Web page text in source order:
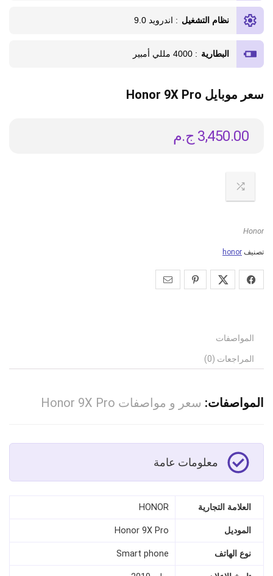
نظام التشغيل : اندرويد 9.0
البطارية : 4000 مللي أمبير
سعر موبايل Honor 9X Pro
ج.م 3,450.00
Honor
تصنيف honor
المواصفات
المراجعات (0)
المواصفات: سعر و مواصفات Honor 9X Pro
معلومات عامة
العلامة التجارية HONOR
الموديل Honor 9X Pro
نوع الهاتف Smart phone